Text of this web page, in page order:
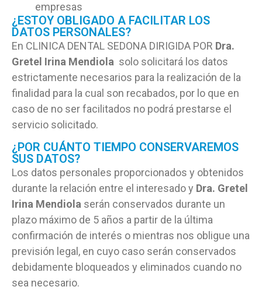
empresas
¿ESTOY OBLIGADO A FACILITAR LOS
DATOS PERSONALES?
En CLINICA DENTAL SEDONA DIRIGIDA POR Dra.
Gretel Irina Mendiola solo solicitará los datos
estrictamente necesarios para la realización de la
finalidad para la cual son recabados, por lo que en
caso de no ser facilitados no podrá prestarse el
servicio solicitado.
¿POR CUÁNTO TIEMPO CONSERVAREMOS
SUS DATOS?
Los datos personales proporcionados y obtenidos
durante la relación entre el interesado y Dra. Gretel
Irina Mendiola serán conservados durante un
plazo máximo de 5 años a partir de la última
confirmación de interés o mientras nos obligue una
previsión legal, en cuyo caso serán conservados
debidamente bloqueados y eliminados cuando no
sea necesario.